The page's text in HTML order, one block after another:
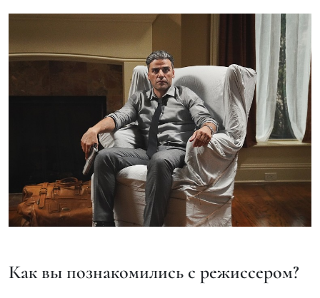
Как вы познакомились с режиссером?